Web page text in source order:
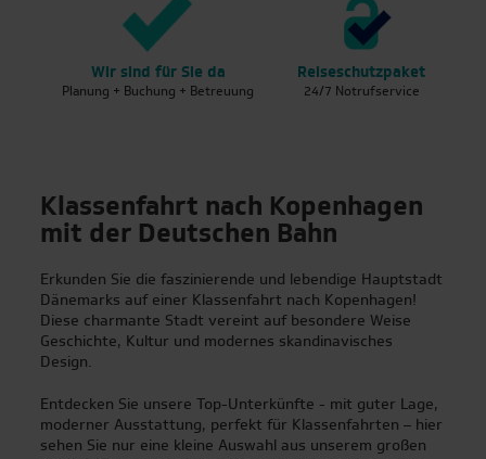
Wir sind für Sie da
Planung + Buchung + Betreuung
Reiseschutzpaket
24/7 Notrufservice
Klassenfahrt nach Kopenhagen
mit der Deutschen Bahn
Erkunden Sie die faszinierende und lebendige Hauptstadt
Dänemarks auf einer Klassenfahrt nach Kopenhagen!
Diese charmante Stadt vereint auf besondere Weise
Geschichte, Kultur und modernes skandinavisches
Design.
Entdecken Sie unsere Top-Unterkünfte - mit guter Lage,
moderner Ausstattung, perfekt für Klassenfahrten – hier
sehen Sie nur eine kleine Auswahl aus unserem großen